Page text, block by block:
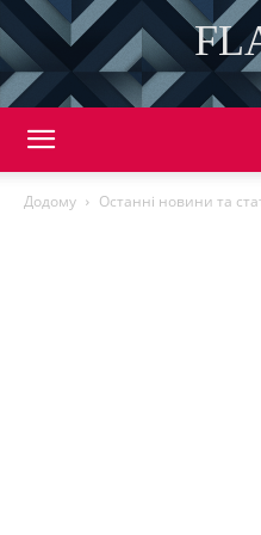
DISCOVER THE
Додому Останні новини та